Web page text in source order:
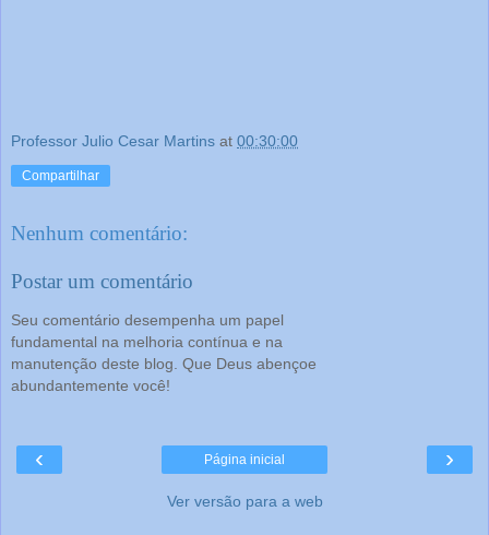
Professor Julio Cesar Martins at 00:30:00
Compartilhar
Nenhum comentário:
Postar um comentário
Seu comentário desempenha um papel
fundamental na melhoria contínua e na
manutenção deste blog. Que Deus abençoe
abundantemente você!
‹ ›
Página inicial
Ver versão para a web